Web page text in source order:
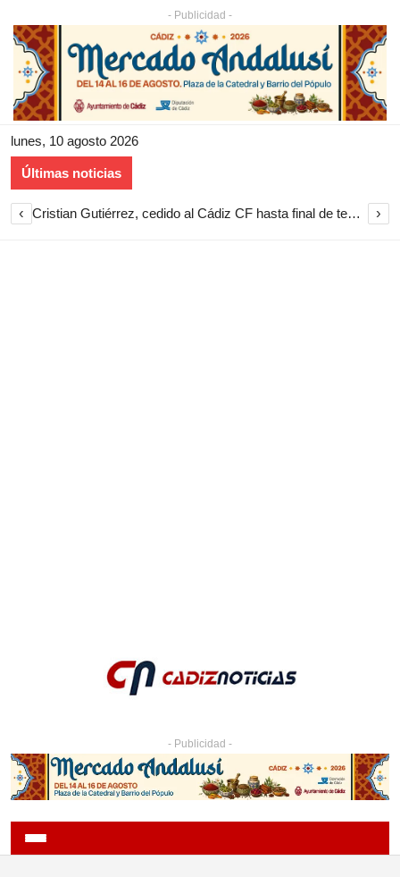
- Publicidad -
lunes, 10 agosto 2026
Últimas noticias
‹ Cristian Gutiérrez, cedido al Cádiz CF hasta final de temporada ›
- Publicidad -